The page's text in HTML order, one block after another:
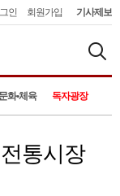
인 회원가입 기사제보
문화•체육 독자광장
통시장